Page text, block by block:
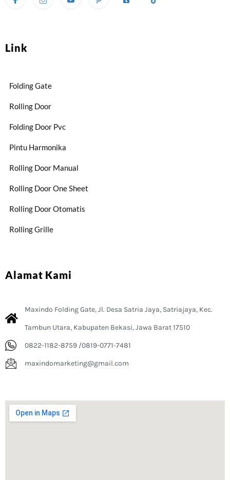
Link
Folding Gate
Rolling Door
Folding Door Pvc
Pintu Harmonika
Rolling Door Manual
Rolling Door One Sheet
Rolling Door Otomatis
Rolling Grille
Alamat Kami
Maxindo Folding Gate, Jl. Desa Satria Jaya, Satriajaya, Kec.
Tambun Utara, Kabupaten Bekasi, Jawa Barat 17510
0822-1182-8759 /0819-0771-7481
maxindomarketing@gmail.com